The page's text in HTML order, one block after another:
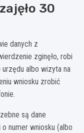
30
danych z
zginęło, robi
albo wizyta na
wniosku zrobić
są dane
numer wniosku (albo